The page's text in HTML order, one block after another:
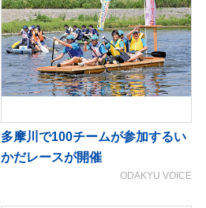
多摩川で100チームが参加するい
かだレースが開催
ODAKYU VOICE